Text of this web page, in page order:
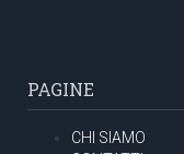
PAGINE
CHI SIAMO